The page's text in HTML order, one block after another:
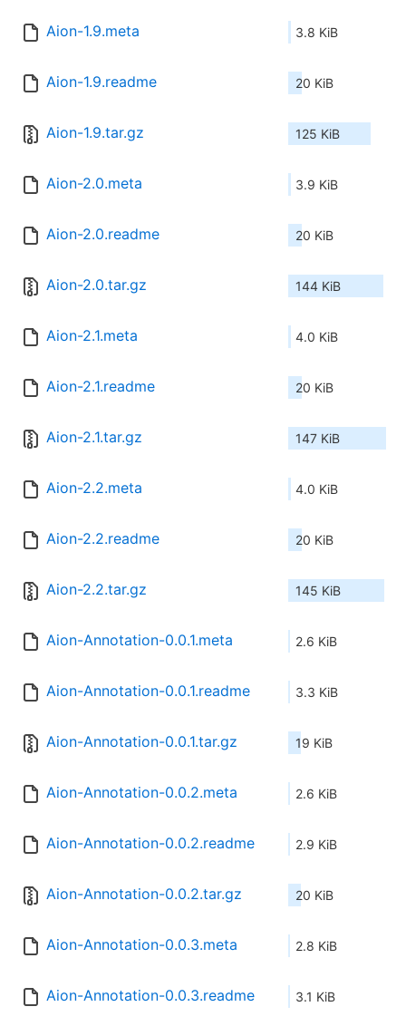
Aion-1.9.meta 3.8 KiB
Aion-1.9.readme 20 KiB
Aion-1.9.tar.gz 125 KiB
Aion-2.0.meta 3.9 KiB
Aion-2.0.readme 20 KiB
Aion-2.0.tar.gz 144 KiB
Aion-2.1.meta 4.0 KiB
Aion-2.1.readme 20 KiB
Aion-2.1.tar.gz 147 KiB
Aion-2.2.meta 4.0 KiB
Aion-2.2.readme 20 KiB
Aion-2.2.tar.gz 145 KiB
Aion-Annotation-0.0.1.meta 2.6 KiB
Aion-Annotation-0.0.1.readme 3.3 KiB
Aion-Annotation-0.0.1.tar.gz 19 KiB
Aion-Annotation-0.0.2.meta 2.6 KiB
Aion-Annotation-0.0.2.readme 2.9 KiB
Aion-Annotation-0.0.2.tar.gz 20 KiB
Aion-Annotation-0.0.3.meta 2.8 KiB
Aion-Annotation-0.0.3.readme 3.1 KiB